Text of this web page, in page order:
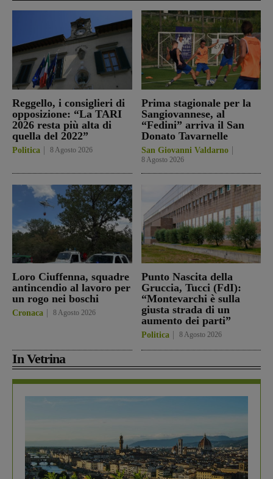
Reggello, i consiglieri di
opposizione: “La TARI
2026 resta più alta di
quella del 2022”
Politica 8 Agosto 2026
Prima stagionale per la
Sangiovannese, al
“Fedini” arriva il San
Donato Tavarnelle
San Giovanni Valdarno
8 Agosto 2026
Loro Ciuffenna, squadre
antincendio al lavoro per
un rogo nei boschi
Cronaca 8 Agosto 2026
Punto Nascita della
Gruccia, Tucci (FdI):
“Montevarchi è sulla
giusta strada di un
aumento dei parti”
Politica 8 Agosto 2026
In Vetrina